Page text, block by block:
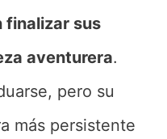
finalizar sus
aventurera.
pero su
más persistente